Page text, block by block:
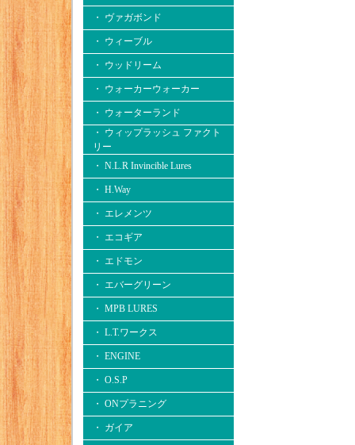
・ ヴァガボンド
・ ウィーブル
・ ウッドリーム
・ ウォーカーウォーカー
・ ウォーターランド
・ ウィップラッシュ ファクト
リー
・ N.L.R Invincible Lures
・ H.Way
・ エレメンツ
・ エコギア
・ エドモン
・ エバーグリーン
・ MPB LURES
・ L.T.ワークス
・ ENGINE
・ O.S.P
・ ONプラニング
・ ガイア